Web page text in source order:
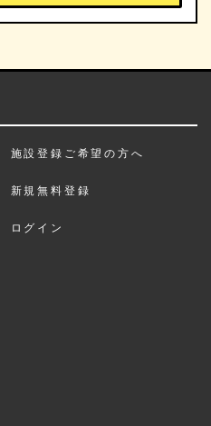
施設登録ご希望の方へ
新規無料登録
ログイン